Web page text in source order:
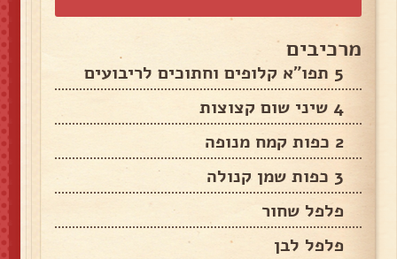
מרכיבים
5 תפו"א קלופים וחתוכים לריבועים
4 שיני שום קצוצות
2 כפות קמח מנופה
3 כפות שמן קנולה
פלפל שחור
פלפל לבן